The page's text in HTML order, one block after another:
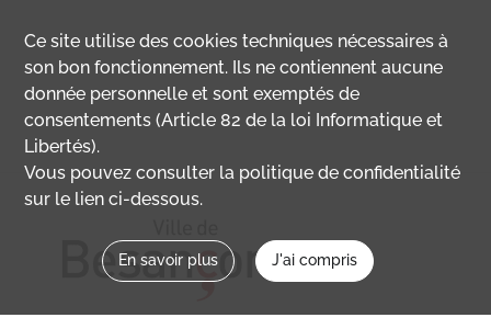
Ce site utilise descookies techniques nécessaires à
son bon fonctionnement. Ils ne contiennent aucune
donnée personnelle et sont exemptés de
consentements (Article 82 de la loi Informatique et
Libertés).
Vous pouvez consulter la politique de confidentialité
sur le lien ci-dessous.
En savoir plus J'ai compris